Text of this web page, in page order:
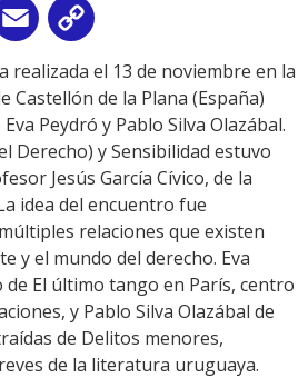
Email
Link
realizada el 13 de noviembre en la
Castellón de la Plana (España)
Peydró y Pablo Silva Olazábal.
Derecho) y Sensibilidad estuvo
Jesús García Cívico, de la
idea del encuentro fue
relaciones que existen
y el mundo del derecho. Eva
de El último tango en París, centro
y Pablo Silva Olazábal de
de Delitos menores,
de la literatura uruguaya.